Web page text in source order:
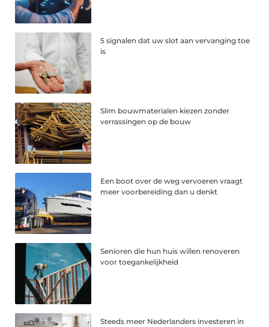
5 signalen dat uw slot aan vervanging toe
is
Slim bouwmaterialen kiezen zonder
verrassingen op de bouw
Een boot over de weg vervoeren vraagt
meer voorbereiding dan u denkt
Senioren die hun huis willen renoveren
voor toegankelijkheid
Steeds meer Nederlanders investeren in